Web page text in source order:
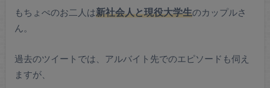
もちょぺのお二人は新社会人と現役大学生のカップルさ
ん。
過去のツイートでは、アルバイト先でのエピソードも伺え
ますが、